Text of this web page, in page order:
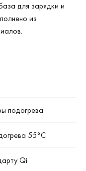
для зарядки и
из
подогрева
55°C
Qi